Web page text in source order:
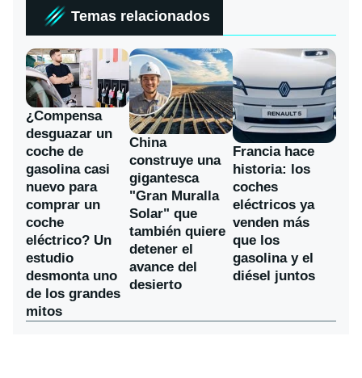
Temas relacionados
¿Compensa
desguazar un
coche de
gasolina casi
nuevo para
comprar un
coche
eléctrico? Un
estudio
desmonta uno
de los grandes
mitos
China
construye una
gigantesca
"Gran Muralla
Solar" que
también quiere
detener el
avance del
desierto
Francia hace
historia: los
coches
eléctricos ya
venden más
que los
gasolina y el
diésel juntos